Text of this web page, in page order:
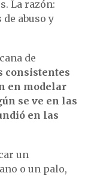
La razón:
abuso y
de
consistentes
en modelar
se ve en las
en las
un
o un palo,